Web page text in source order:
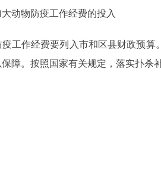
物防疫工作经费的投入
作经费要列入市和区县财政预算
障。按照国家有关规定，落实扑杀